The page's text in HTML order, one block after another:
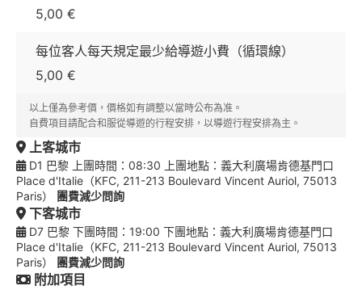
5,00 €
每位客人每天規定最少給導遊小費（循環線）
5,00 €
以上僅為參考價，價格如有調整以當時公布為准。
自費項目請配合和服從導遊的行程安排，以導遊行程安排為主。
上客城市
D1 巴黎 上團時間：08:30 上團地點：義大利廣場肯德基門口
Place d'Italie（KFC, 211-213 Boulevard Vincent Auriol, 75013
Paris）
團費減少問詢
下客城市
D7 巴黎 下團時間：19:00 下團地點：義大利廣場肯德基門口
Place d'Italie（KFC, 211-213 Boulevard Vincent Auriol, 75013
Paris）
團費減少問詢
附加項目